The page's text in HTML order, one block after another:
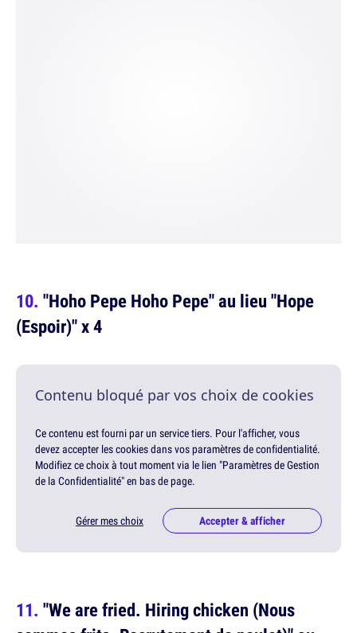
"Hoho Pepe Hoho Pepe" au lieu "Hope
(Espoir)" x 4
Contenu bloqué par vos choix de cookies
Ce contenu est fourni par un service tiers. Pour l'afficher, vous
devez accepter les cookies dans vos paramètres de confidentialité.
Modifiez ce choix à tout moment via le lien "Paramètres de Gestion
de la Confidentialité" en bas de page.
Gérer mes choix Accepter & afficher
"We are fried. Hiring chicken (Nous